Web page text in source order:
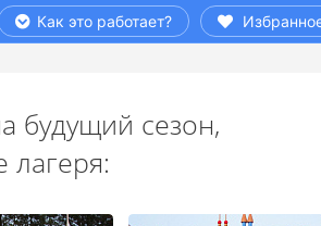
Как это работает?
будущий сезон,
лагеря: